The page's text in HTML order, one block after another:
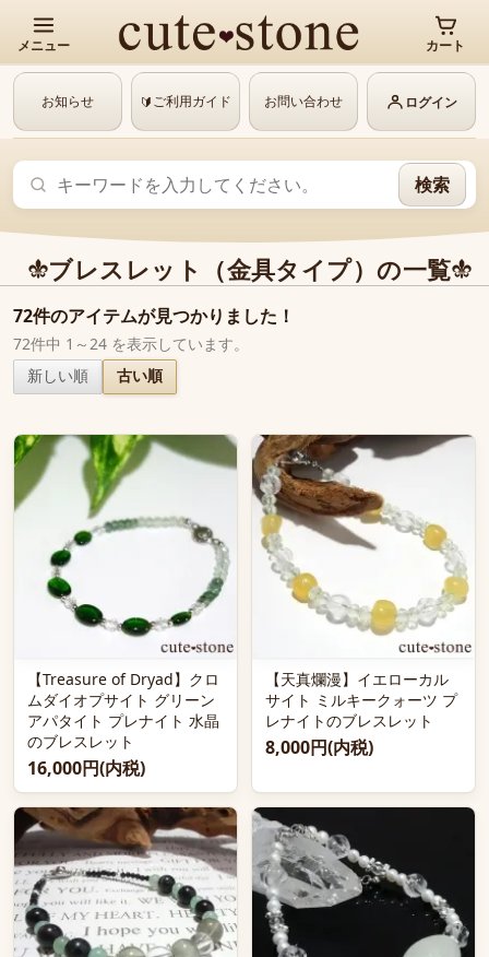
メニュー カート
お知らせ 🔰ご利用ガイド お問い合わせ ログイン
検索
ブレスレット（金具タイプ）の一覧
72件のアイテムが見つかりました！
72件中 1～24 を表示しています。
新しい順
古い順
【Treasure of Dryad】クロ
ムダイオプサイト グリーン
アパタイト プレナイト 水晶
のブレスレット
16,000円(内税)
【天真爛漫】イエローカル
サイト ミルキークォーツ プ
レナイトのブレスレット
8,000円(内税)